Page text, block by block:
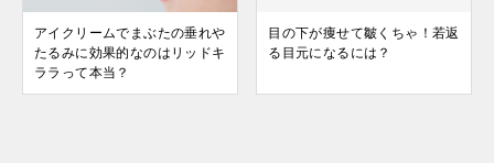
アイクリームでまぶたの垂れや
たるみに効果的なのはリッドキ
ララって本当？
目の下が痩せて皺くちゃ！若返
る目元になるには？